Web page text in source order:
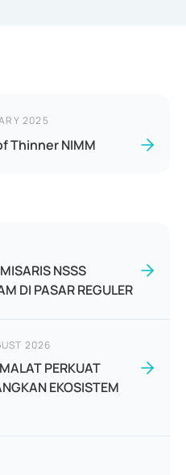
2025
Thinner NIMM
NSSS
DI PASAR REGULER
2026
PERKUAT
EKOSISTEM